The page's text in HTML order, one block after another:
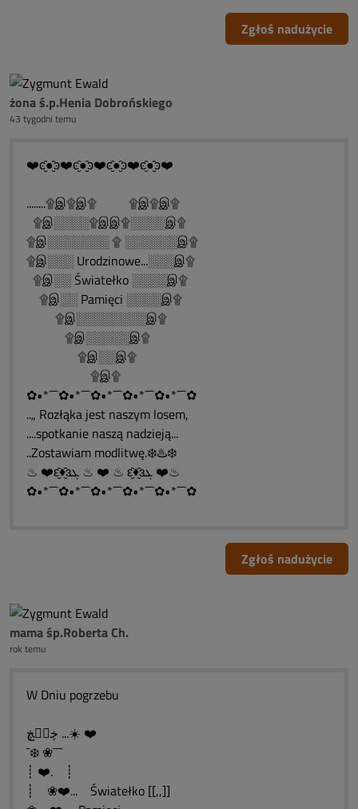
Zgłoś nadużycie
żona ś.p.Henia Dobrońskiego
43 tygodni temu
❤️ͼ̮̑●̮̑ͽ❤️ͼ̮̑●̮̑ͽ❤️ͼ̮̑●̮̑ͽ❤️ͼ̮̑●̮̑ͽ❤️
........۩இ۩இ۩ ۩இ۩இ۩
۩இ░░░░۩இஇ۩░░░░இ۩
۩இ░░░░░░░ ۩ ░░░░░░இ۩
۩இ░░░ Urodzinowe...░░░இ۩
۩இ░░ Światełko ░░░░இ۩
۩இ░░ Pamięci ░░░░இ۩
۩இ░░░░░░░░இ۩
۩இ░░░░░இ۩
۩இ░░இ۩
۩இ۩
✿•*´¯`✿•*´¯`✿•*´¯`✿•*´¯`✿•*´¯`✿
..„ Rozłąka jest naszym losem,
....spotkanie naszą nadzieją...
..Zostawiam modlitwę.❄️♨️❄️
♨ ❤️ԑ̮̑♦̮̑ɜܓ ♨ ❤️ ♨ ԑ̮̑♦̮̑ɜܓ ❤️♨
✿•*´¯`✿•*´¯`✿•*´¯`✿•*´¯`✿•*´¯`✿
Zgłoś nadużycie
mama śp.Roberta Ch.
rok temu
W Dniu pogrzebu
ڿڰۣڿ ...☀️ ❤️
¯❄️ ❀¯¯¯
┊ ❤️. ┊
┊ ❀❤️... Światełko [[,,]]